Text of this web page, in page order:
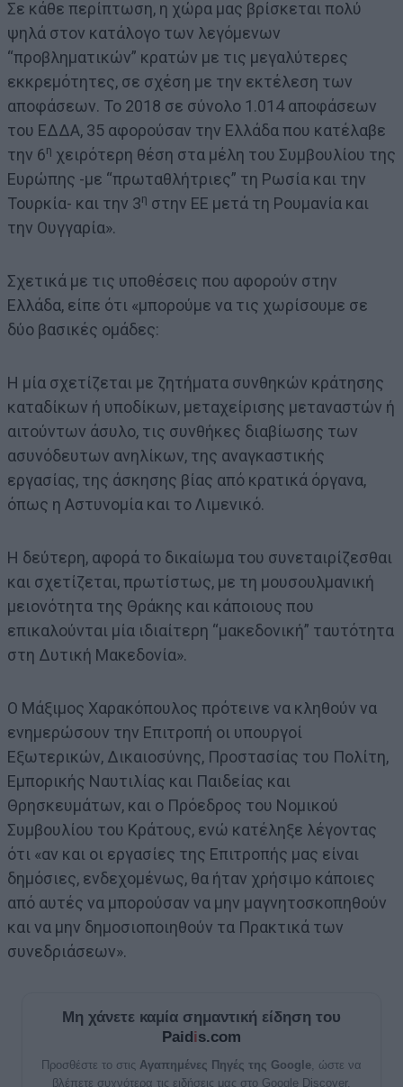
Σε κάθε περίπτωση, η χώρα μας βρίσκεται πολύ
ψηλά στον κατάλογο των λεγόμενων
“προβληματικών” κρατών με τις μεγαλύτερες
εκκρεμότητες, σε σχέση με την εκτέλεση των
αποφάσεων. Το 2018 σε σύνολο 1.014 αποφάσεων
του ΕΔΔΑ, 35 αφορούσαν την Ελλάδα που κατέλαβε
την 6η χειρότερη θέση στα μέλη του Συμβουλίου της
Ευρώπης -με “πρωταθλήτριες” τη Ρωσία και την
Τουρκία- και την 3η στην ΕΕ μετά τη Ρουμανία και
την Ουγγαρία».
Σχετικά με τις υποθέσεις που αφορούν στην
Ελλάδα, είπε ότι «μπορούμε να τις χωρίσουμε σε
δύο βασικές ομάδες:
Η μία σχετίζεται με ζητήματα συνθηκών κράτησης
καταδίκων ή υποδίκων, μεταχείρισης μεταναστών ή
αιτούντων άσυλο, τις συνθήκες διαβίωσης των
ασυνόδευτων ανηλίκων, της αναγκαστικής
εργασίας, της άσκησης βίας από κρατικά όργανα,
όπως η Αστυνομία και το Λιμενικό.
Η δεύτερη, αφορά το δικαίωμα του συνεταιρίζεσθαι
και σχετίζεται, πρωτίστως, με τη μουσουλμανική
μειονότητα της Θράκης και κάποιους που
επικαλούνται μία ιδιαίτερη “μακεδονική” ταυτότητα
στη Δυτική Μακεδονία».
Ο Μάξιμος Χαρακόπουλος πρότεινε να κληθούν να
ενημερώσουν την Επιτροπή οι υπουργοί
Εξωτερικών, Δικαιοσύνης, Προστασίας του Πολίτη,
Εμπορικής Ναυτιλίας και Παιδείας και
Θρησκευμάτων, και ο Πρόεδρος του Νομικού
Συμβουλίου του Κράτους, ενώ κατέληξε λέγοντας
ότι «αν και οι εργασίες της Επιτροπής μας είναι
δημόσιες, ενδεχομένως, θα ήταν χρήσιμο κάποιες
από αυτές να μπορούσαν να μην μαγνητοσκοπηθούν
και να μην δημοσιοποιηθούν τα Πρακτικά των
συνεδριάσεων».
Μη χάνετε καμία σημαντική είδηση του
Paidis.com
Προσθέστε το στις Αγαπημένες Πηγές της Google , ώστε να
βλέπετε συχνότερα τις ειδήσεις μας στο Google Discover.